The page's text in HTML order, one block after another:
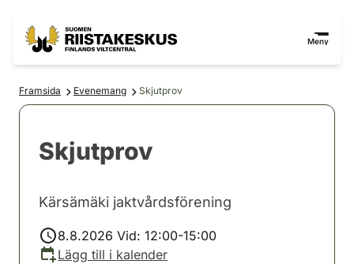
Meny
Framsida Evenemang Skjutprov
Skjutprov
Kärsämäki jaktvårdsförening
8.8.2026 Vid: 12:00-15:00
Lägg till i kalender